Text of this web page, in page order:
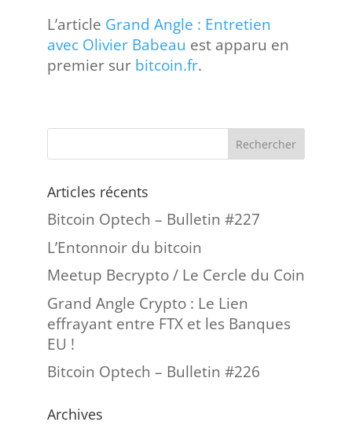
L’article Grand Angle : Entretien
avec Olivier Babeau est apparu en
premier sur bitcoin.fr.
Articles récents
Bitcoin Optech – Bulletin #227
L’Entonnoir du bitcoin
Meetup Becrypto / Le Cercle du Coin
Grand Angle Crypto : Le Lien
effrayant entre FTX et les Banques
EU !
Bitcoin Optech – Bulletin #226
Archives